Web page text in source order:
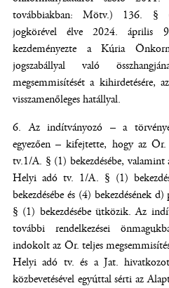
továbbiakban: Mötv.) 136. §
jogkörével élve 2024. április
kezdeményezte a Kúria
jogszabállyal való
megsemmisítését a kihirdetésére,
visszamenőleges hatállyal.
Az indítványozó – a
egyezően – kifejtette, hogy az
tv.1/A. § (1) bekezdésébe,
Helyi adó tv. 1/A. § (1)
bekezdésébe és (4) bekezdésének
§ (1) bekezdésébe ütközik. Az
további rendelkezései
indokolt az Ör. teljes
Helyi adó tv. és a Jat. hivatkozott
közbevetésével egyúttal sérti az